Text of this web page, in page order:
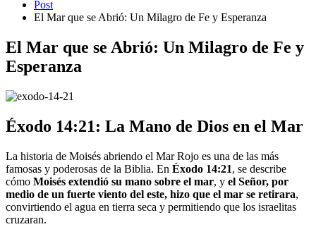
Post
El Mar que se Abrió: Un Milagro de Fe y Esperanza
El Mar que se Abrió: Un Milagro de Fe y
Esperanza
Éxodo 14:21: La Mano de Dios en el Mar
La historia de Moisés abriendo el Mar Rojo es una de las más
famosas y poderosas de la Biblia. En Éxodo 14:21, se describe
cómo Moisés extendió su mano sobre el mar, y el Señor, por
medio de un fuerte viento del este, hizo que el mar se retirara,
convirtiendo el agua en tierra seca y permitiendo que los israelitas
cruzaran.